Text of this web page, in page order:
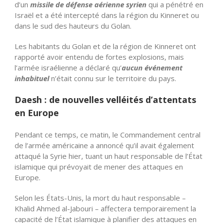
d’un missile de défense aérienne syrien qui a pénétré en
Israël et a été intercepté dans la région du Kinneret ou
dans le sud des hauteurs du Golan.
Les habitants du Golan et de la région de Kinneret ont
rapporté avoir entendu de fortes explosions, mais
l’armée israélienne a déclaré qu’aucun événement
inhabitueln’était connu sur le territoire du pays.
Daesh : de nouvelles velléités d’attentats
en Europe
Pendant ce temps, ce matin, le Commandement central
de l’armée américaine a annoncé qu’il avait également
attaqué la Syrie hier, tuant un haut responsable de l’État
islamique qui prévoyait de mener des attaques en
Europe.
Selon les États-Unis, la mort du haut responsable –
Khalid Ahmed al-Jabouri – affectera temporairement la
capacité de l’État islamique à planifier des attaques en